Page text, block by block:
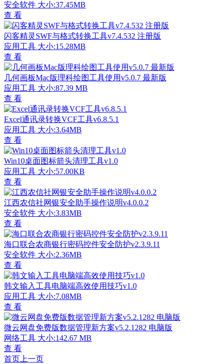
安全软件 大小:37.45MB
查 看
闪客精灵SWF与格式转换工具v7.4.532 注册版
应用工具 大小:15.28MB
查 看
几何画板Mac版理科绘图工具使用v5.0.7 最新版
应用工具 大小:87.39 MB
查 看
Excel通讯录转换VCF工具v6.8.5.1
应用工具 大小:3.64MB
查 看
Win10桌面图标箭头清理工具v1.0
应用工具 大小:57.00KB
查 看
江西农信社网银安全助手操作说明v4.0.0.2
安全软件 大小:3.83MB
查 看
海口联合农商银行密码控件安全防护v2.3.9.11
安全软件 大小:2.36MB
查 看
韩文输入工具电脑端高效使用技巧v1.0
应用工具 大小:7.08MB
查 看
微云网盘免费版数据管理新方案v5.2.1282 电脑版
网络工具 大小:142.67 MB
查 看
首页 上一页